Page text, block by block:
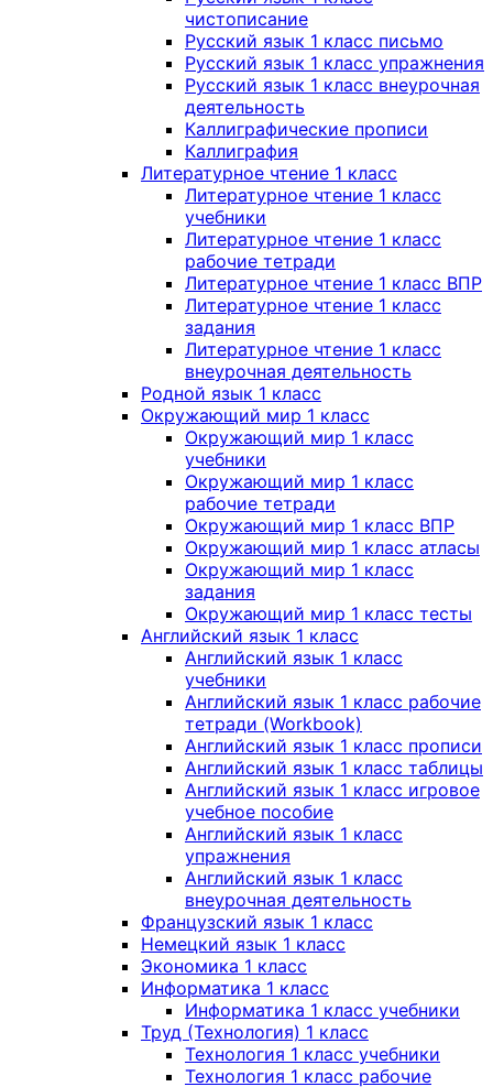
чистописание
Русский язык 1 класс письмо
Русский язык 1 класс упражнения
Русский язык 1 класс внеурочная
деятельность
Каллиграфические прописи
Каллиграфия
Литературное чтение 1 класс
Литературное чтение 1 класс
учебники
Литературное чтение 1 класс
рабочие тетради
Литературное чтение 1 класс ВПР
Литературное чтение 1 класс
задания
Литературное чтение 1 класс
внеурочная деятельность
Родной язык 1 класс
Окружающий мир 1 класс
Окружающий мир 1 класс
учебники
Окружающий мир 1 класс
рабочие тетради
Окружающий мир 1 класс ВПР
Окружающий мир 1 класс атласы
Окружающий мир 1 класс
задания
Окружающий мир 1 класс тесты
Английский язык 1 класс
Английский язык 1 класс
учебники
Английский язык 1 класс рабочие
тетради (Workbook)
Английский язык 1 класс прописи
Английский язык 1 класс таблицы
Английский язык 1 класс игровое
учебное пособие
Английский язык 1 класс
упражнения
Английский язык 1 класс
внеурочная деятельность
Французский язык 1 класс
Немецкий язык 1 класс
Экономика 1 класс
Информатика 1 класс
Информатика 1 класс учебники
Труд (Технология) 1 класс
Технология 1 класс учебники
Технология 1 класс рабочие